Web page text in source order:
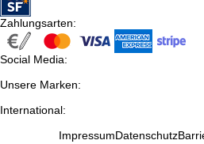
Zahlungsarten:
Social Media:
Unsere Marken:
International:
ImpressumDatenschutz